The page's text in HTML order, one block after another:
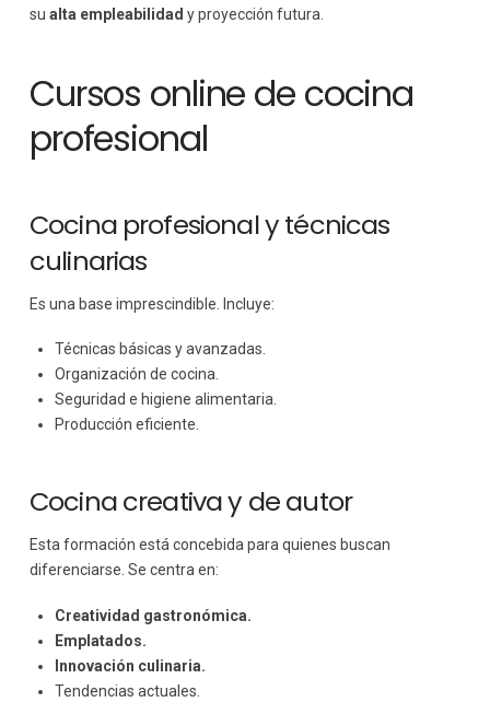
su alta empleabilidad y proyección futura.
Cursos online de cocina
profesional
Cocina profesional y técnicas
culinarias
Es una base imprescindible. Incluye:
Técnicas básicas y avanzadas.
Organización de cocina.
Seguridad e higiene alimentaria.
Producción eficiente.
Cocina creativa y de autor
Esta formación está concebida para quienes buscan
diferenciarse. Se centra en:
Creatividad gastronómica.
Emplatados.
Innovación culinaria.
Tendencias actuales.